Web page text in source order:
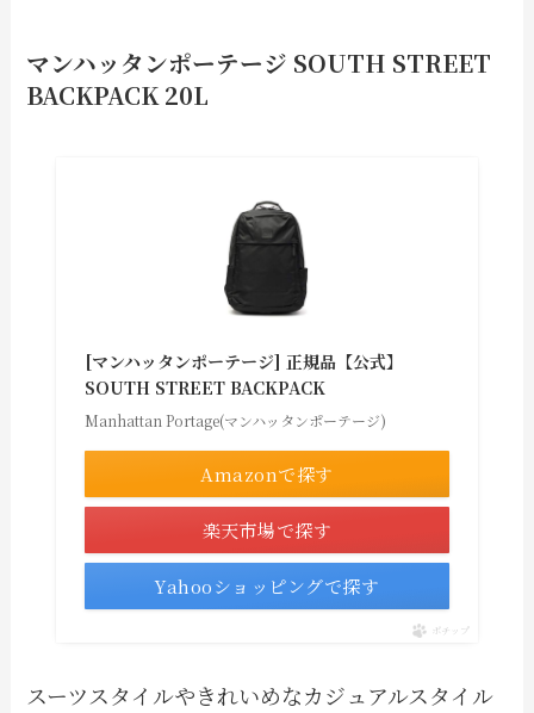
マンハッタンポーテージ SOUTH STREET
BACKPACK 20L
[マンハッタンポーテージ] 正規品【公式】
SOUTH STREET BACKPACK
Manhattan Portage(マンハッタンポーテージ)
Amazonで探す
楽天市場で探す
Yahooショッピングで探す
ポチップ
スーツスタイルやきれいめなカジュアルスタイル